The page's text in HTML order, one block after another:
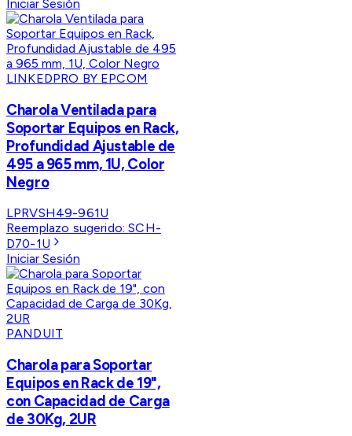
Iniciar Sesión
LINKEDPRO BY EPCOM
Charola Ventilada para
Soportar Equipos en Rack,
Profundidad Ajustable de
495 a 965 mm, 1U, Color
Negro
LPRVSH49-961U
Reemplazo sugerido:SCH-
D70-1U
Iniciar Sesión
PANDUIT
Charola para Soportar
Equipos en Rack de 19",
con Capacidad de Carga
de 30Kg, 2UR